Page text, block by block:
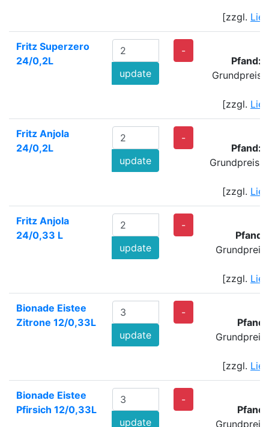
[zzgl.
Fritz Superzero
24/0,2L
update
-
Pfand:
Grundpreis:
[zzgl.
Fritz Anjola
24/0,2L
update
-
Pfand:
Grundpreis:
[zzgl.
Fritz Anjola
24/0,33 L
update
-
Pfand:
[zzgl.
Bionade Eistee
Zitrone 12/0,33L
update
-
[zzgl.
Bionade Eistee
Pfirsich 12/0,33L
update
-